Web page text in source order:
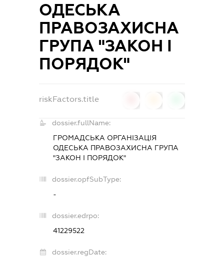
ОДЕСЬКА
ПРАВОЗАХИСНА
ГРУПА "ЗАКОН І
ПОРЯДОК"
riskFactors.title
dossier.fullName:
ГРОМАДСЬКА ОРГАНІЗАЦІЯ
ОДЕСЬКА ПРАВОЗАХИСНА ГРУПА
"ЗАКОН І ПОРЯДОК"
dossier.opfSubType:
-
dossier.edrpo:
41229522
dossier.regDate: